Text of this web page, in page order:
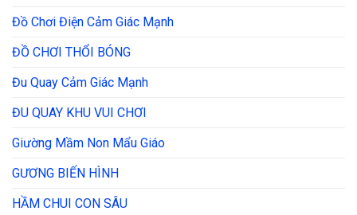
Đồ Chơi Điện Cảm Giác Mạnh
ĐỒ CHƠI THỔI BÓNG
Đu Quay Cảm Giác Mạnh
ĐU QUAY KHU VUI CHƠI
Giường Mầm Non Mẩu Giáo
GƯƠNG BIẾN HÌNH
HẦM CHUI CON SÂU